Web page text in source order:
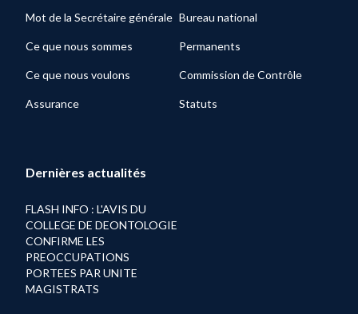
Mot de la Secrétaire générale
Ce que nous sommes
Ce que nous voulons
Assurance
Bureau national
Permanents
Commission de Contrôle
Statuts
Dernières actualités
FLASH INFO : L'AVIS DU
COLLEGE DE DEONTOLOGIE
CONFIRME LES
PREOCCUPATIONS
PORTEES PAR UNITE
MAGISTRATS